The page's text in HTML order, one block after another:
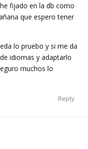
fijado en la db como
que espero tener
lo pruebo y si me da
idiomas y adaptarlo
muchos lo
Reply